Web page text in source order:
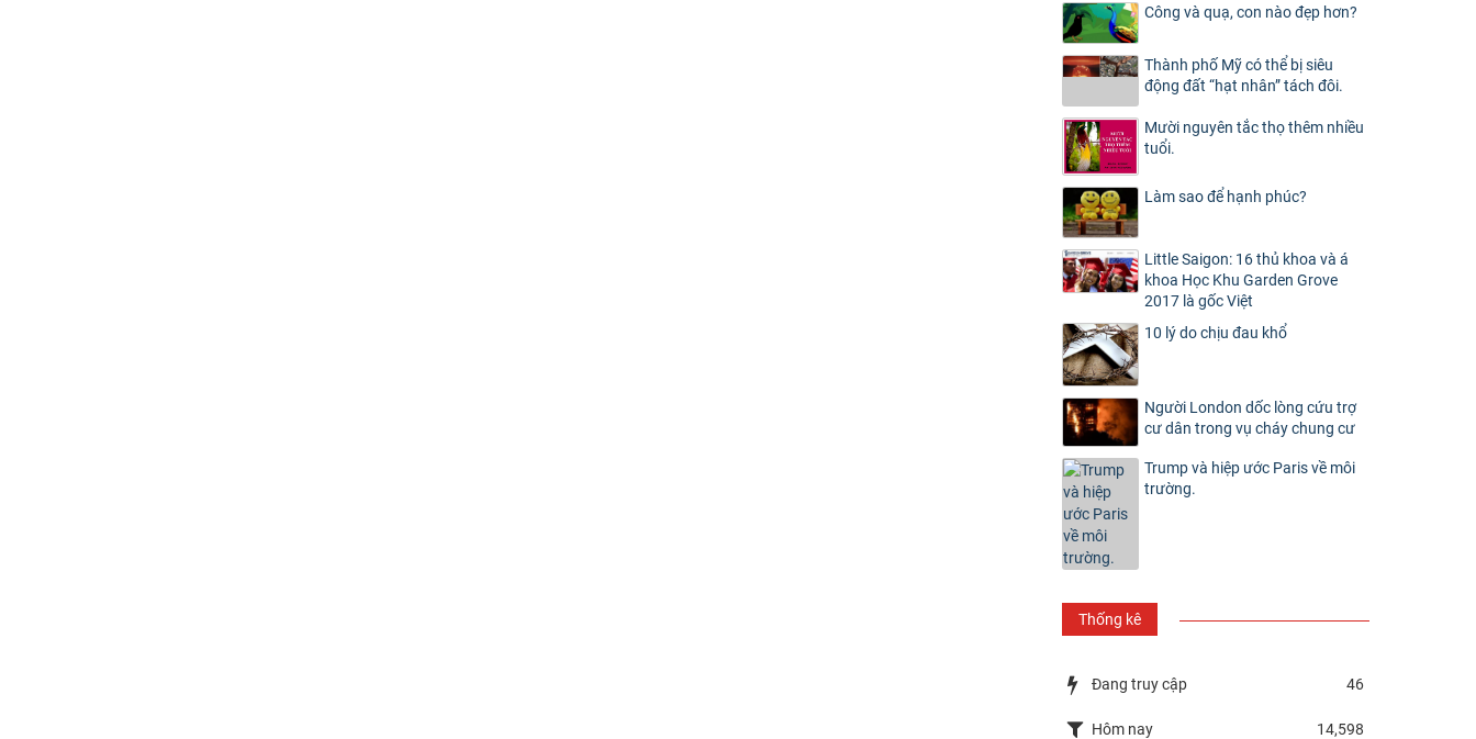
Công và quạ, con nào đẹp hơn?
Thành phố Mỹ có thể bị siêu
động đất “hạt nhân” tách đôi.
Mười nguyên tắc thọ thêm nhiều
tuổi.
Làm sao để hạnh phúc?
Little Saigon: 16 thủ khoa và á
khoa Học Khu Garden Grove
2017 là gốc Việt
10 lý do chịu đau khổ
Người London dốc lòng cứu trợ
cư dân trong vụ cháy chung cư
Trump và hiệp ước Paris về môi
trường.
Thống kê
Đang truy cập 46
Hôm nay
14,598